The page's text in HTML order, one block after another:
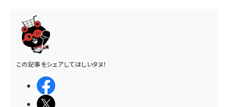
この記事をシェアしてほしいタヌ！